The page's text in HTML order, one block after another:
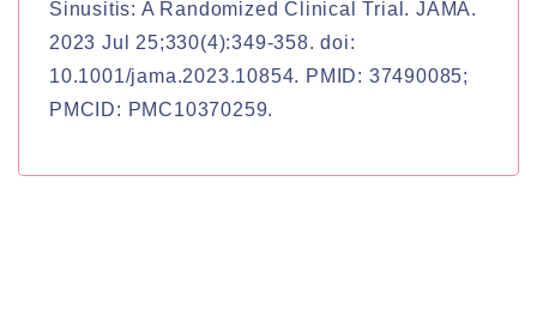
Sinusitis: A Randomized Clinical Trial. JAMA.
2023 Jul 25;330(4):349-358. doi:
10.1001/jama.2023.10854. PMID: 37490085;
PMCID: PMC10370259.